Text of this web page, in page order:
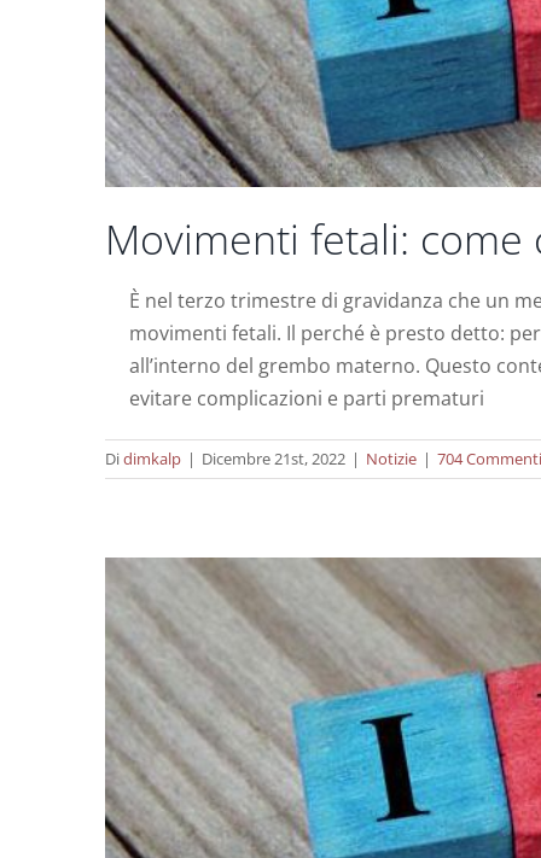
Movimenti fetali: come
È nel terzo trimestre di gravidanza che un
movimenti fetali. Il perché è presto detto:
all’interno del grembo materno. Questo
evitare complicazioni e parti prematuri
Didimkalp | Dicembre 21st, 2022 | Notizie | 704 Commenti